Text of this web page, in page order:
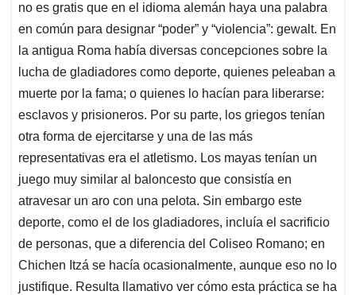
no es gratis que en el idioma alemán haya una palabra
en común para designar “poder” y “violencia”: gewalt. En
la antigua Roma había diversas concepciones sobre la
lucha de gladiadores como deporte, quienes peleaban a
muerte por la fama; o quienes lo hacían para liberarse:
esclavos y prisioneros. Por su parte, los griegos tenían
otra forma de ejercitarse y una de las más
representativas era el atletismo. Los mayas tenían un
juego muy similar al baloncesto que consistía en
atravesar un aro con una pelota. Sin embargo este
deporte, como el de los gladiadores, incluía el sacrificio
de personas, que a diferencia del Coliseo Romano; en
Chichen Itzá se hacía ocasionalmente, aunque eso no lo
justifique. Resulta llamativo ver cómo esta práctica se ha